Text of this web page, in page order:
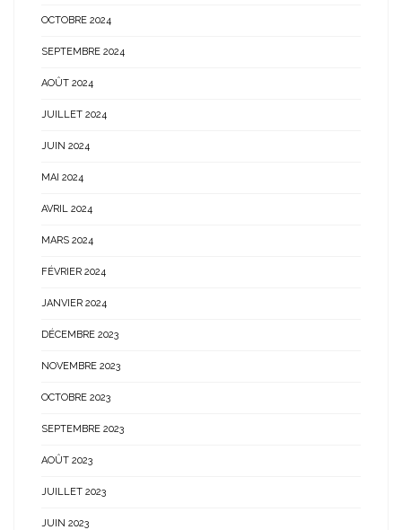
OCTOBRE 2024
SEPTEMBRE 2024
AOÛT 2024
JUILLET 2024
JUIN 2024
MAI 2024
AVRIL 2024
MARS 2024
FÉVRIER 2024
JANVIER 2024
DÉCEMBRE 2023
NOVEMBRE 2023
OCTOBRE 2023
SEPTEMBRE 2023
AOÛT 2023
JUILLET 2023
JUIN 2023